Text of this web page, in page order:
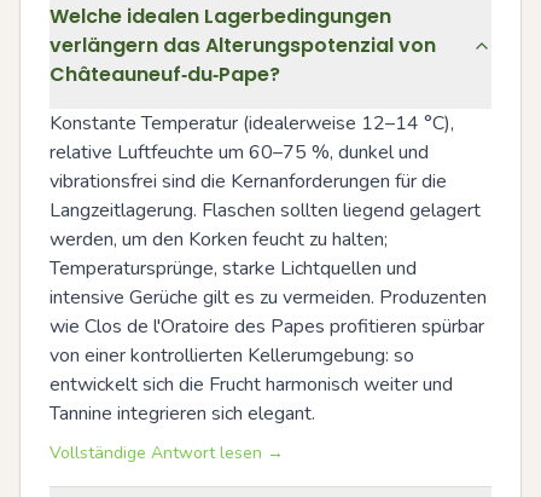
Welche idealen Lagerbedingungen
verlängern das Alterungspotenzial von
Châteauneuf‑du‑Pape?
Konstante Temperatur (idealerweise 12–14 °C),
relative Luftfeuchte um 60–75 %, dunkel und
vibrationsfrei sind die Kernanforderungen für die
Langzeitlagerung. Flaschen sollten liegend gelagert
werden, um den Korken feucht zu halten;
Temperatursprünge, starke Lichtquellen und
intensive Gerüche gilt es zu vermeiden. Produzenten
wie Clos de l'Oratoire des Papes profitieren spürbar
von einer kontrollierten Kellerumgebung: so
entwickelt sich die Frucht harmonisch weiter und
Tannine integrieren sich elegant.
Vollständige Antwort lesen →